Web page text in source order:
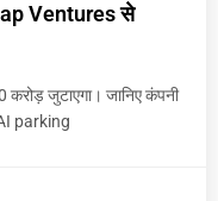
Ventures से
जुटाएगा। जानिए कंपनी
parking